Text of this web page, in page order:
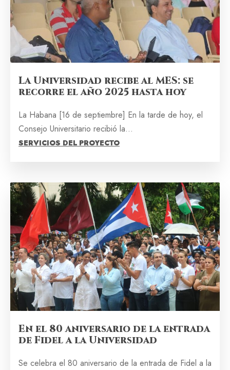
La Universidad recibe al MES: se
recorre el año 2025 hasta hoy
La Habana [16 de septiembre] En la tarde de hoy, el
Consejo Universitario recibió la...
SERVICIOS DEL PROYECTO
En el 80 aniversario de la entrada
de Fidel a la Universidad
Se celebra el 80 aniversario de la entrada de Fidel a la